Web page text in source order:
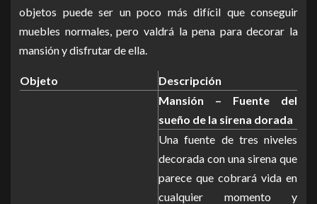
objetos puede ser un poco más difícil que conseguir
muebles normales, pero valdrá la pena para decorar la
mansión y disfrutar de ella.
Objeto
Descripción
Mansión – Fuente del
sueño de la sirena dorada
Una fuente de tres niveles
decorada con una sirena que
parece que cobrará vida en
cualquier momento y